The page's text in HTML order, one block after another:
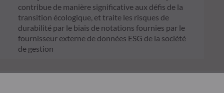
contribue de manière significative aux défis de la
transition écologique, et traite les risques de
durabilité par le biais de notations fournies par le
fournisseur externe de données ESG de la société
de gestion